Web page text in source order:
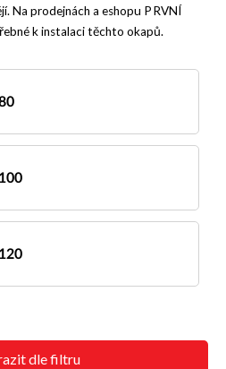
Na prodejnách a eshopu PRVNÍ
k instalaci těchto okapů.
dle filtru